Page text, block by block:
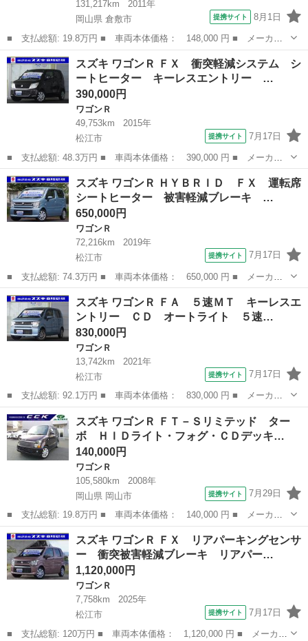
131,217km
2011年
岡山県 倉敷市
提携サイト 8月1日
■ 支払総額: 19.8万円 ■ 車両本体価格： 148,000 円 ■ メーカー
名： スズキ ■ 車種名： ワゴンＲ ■ グレード名： リミテッ
ド ＥＴＣ エアロ フォグランプ 純正アルミ オートエアコン
プッシュスター...
岡山 倉敷市 ワゴンＲ
スズキ ワゴンＲ ＦＸ 衝突軽減システム シ
ートヒーター キーレスエントリー …
390,000円
ワゴンＲ
49,753km
2015年
松江市
提携サイト 7月17日
■ 支払総額: 48.3万円 ■ 車両本体価格： 390,000 円 ■ メーカー
名： スズキ ■ 車種名： ワゴンＲ ■ グレード名： ＦＸ 衝突
軽減システム シートヒーター キーレスエントリー 衝突被害軽減
システム 運...
島根 松江市 ワゴンＲ
スズキ ワゴンＲ ＨＹＢＲＩＤ ＦＸ 運転席
シートヒーター 被害軽減ブレーキ …
650,000円
ワゴンＲ
72,216km
2019年
松江市
提携サイト 7月17日
■ 支払総額: 74.3万円 ■ 車両本体価格： 650,000 円 ■ メーカー
名： スズキ ■ 車種名： ワゴンＲ ■ グレード名： ＨＹＢＲＩ
Ｄ ＦＸ 運転席シートヒーター 被害軽減ブレーキ 運転席シート
ヒーター プ...
島根 松江市 ワゴンＲ
スズキ ワゴンＲ ＦＡ ５速ＭＴ キーレスエ
ントリー ＣＤ オートライト ５速…
830,000円
ワゴンＲ
13,742km
2021年
松江市
提携サイト 7月17日
■ 支払総額: 92.1万円 ■ 車両本体価格： 830,000 円 ■ メーカー
名： スズキ ■ 車種名： ワゴンＲ ■ グレード名： ＦＡ ５速
ＭＴ キーレスエントリー ＣＤ オートライト ５速ＭＴ キーレ
スエントリー...
島根 松江市 ワゴンＲ
スズキ ワゴンＲ ＦＴ－Ｓリミテッド ター
ボ ＨＩＤライト・フォグ・ＣＤデッキ…
140,000円
ワゴンＲ
105,580km
2008年
岡山県 岡山市
提携サイト 7月29日
■ 支払総額: 19.8万円 ■ 車両本体価格： 140,000 円 ■ メーカー
名： スズキ ■ 車種名： ワゴンＲ ■ グレード名： ＦＴ－Ｓリ
ミテッド ターボ ＨＩＤライト・フォグ・ＣＤデッキ・スマートキ
ー・エアロ ...
岡山 岡山市 ワゴンＲ
スズキ ワゴンＲ ＦＸ リアパーキングセンサ
ー 衝突被害軽減ブレーキ リアパー…
1,120,000円
ワゴンＲ
7,758km
2025年
松江市
提携サイト 7月17日
■ 支払総額: 120万円 ■ 車両本体価格： 1,120,000 円 ■ メーカー